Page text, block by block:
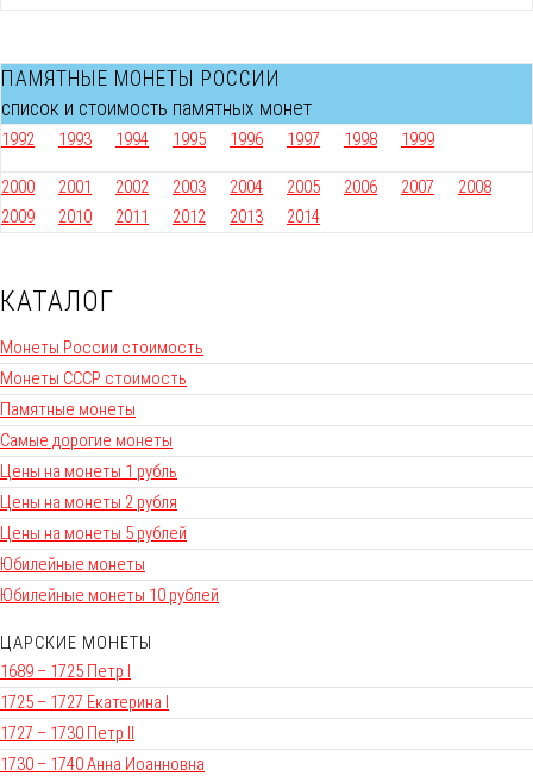
ПАМЯТНЫЕ МОНЕТЫ РОССИИ
список и стоимость памятных монет
1992 1993 1994 1995 1996 1997 1998 1999
2000 2001 2002 2003 2004 2005 2006 2007
2008
2009
2010 2011 2012 2013 2014
КАТАЛОГ
Монеты России стоимость
Монеты СССР стоимость
Памятные монеты
Самые дорогие монеты
Цены на монеты 1 рубль
Цены на монеты 2 рубля
Цены на монеты 5 рублей
Юбилейные монеты
Юбилейные монеты 10 рублей
ЦАРСКИЕ МОНЕТЫ
1689 – 1725 Петр I
1725 – 1727 Екатерина I
1727 – 1730 Петр II
1730 – 1740 Анна Иоанновна